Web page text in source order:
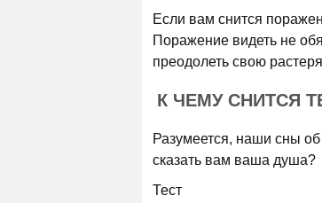
Если вам снится
Поражение видеть не
преодолеть свою
К ЧЕМУ СНИТСЯ
Разумеется, наши сны
сказать вам ваша душа?
Тест